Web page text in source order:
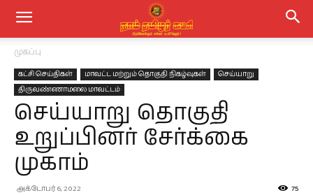
முகப்பு
கட்சி செய்திகள் மாவட்ட மற்றும் தொகுதி நிகழ்வுகள்
செய்யாறு
திருவண்ணாமலை மாவட்டம்
செய்யாறு தொகுதி
உறுப்பினர் சேர்க்கை
முகாம்
அக்டோபர் 6, 2022 75